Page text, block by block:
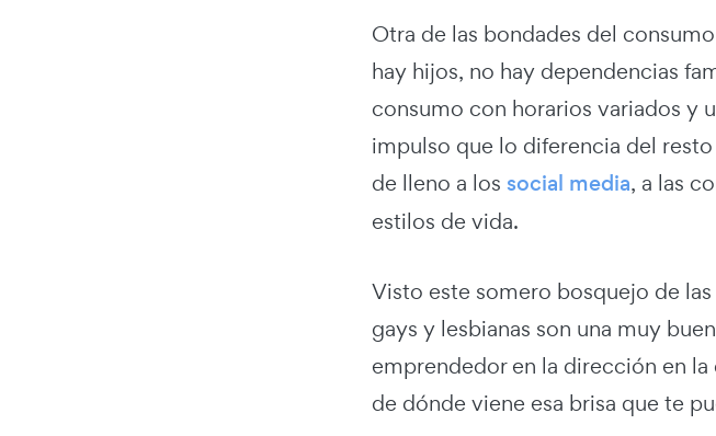
Otra de las bondades del
hay hijos, no hay dependencias
consumo con horarios variados y
impulso que lo diferencia del
de lleno a los social media, a las
estilos de vida.
Visto este somero bosquejo de
gays y lesbianas son una muy
emprendedor en la dirección en
de dónde viene esa brisa que te